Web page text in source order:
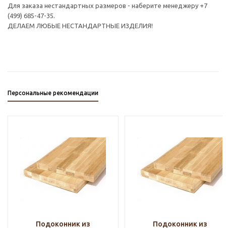
Для заказа нестандартных размеров - наберите менеджеру +7
(499) 685-47-35.
ДЕЛАЕМ ЛЮБЫЕ НЕСТАНДАРТНЫЕ ИЗДЕЛИЯ!
Персональные рекомендации
Подоконник из
Подоконник из